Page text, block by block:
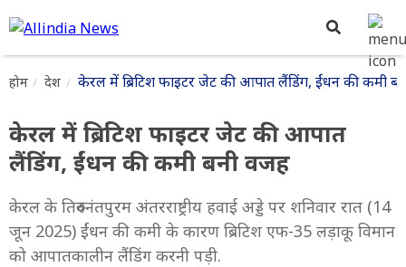
होम देश केरल में ब्रिटिश फाइटर जेट की आपात लैंडिंग, ईंधन की कमी
केरल में ब्रिटिश फाइटर जेट की आपात
लैंडिंग, ईंधन की कमी बनी वजह
केरल के तिरुवनंतपुरम अंतरराष्ट्रीय हवाई अड्डे पर शनिवार रात (14
जून 2025) ईंधन की कमी के कारण ब्रिटिश एफ-35 लड़ाकू विमान
को आपातकालीन लैंडिंग करनी पड़ी.